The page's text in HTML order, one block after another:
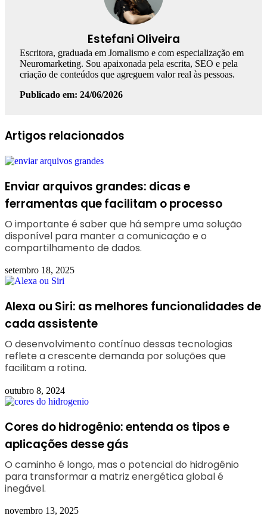
Estefani Oliveira
Escritora, graduada em Jornalismo e com especialização em
Neuromarketing. Sou apaixonada pela escrita, SEO e pela
criação de conteúdos que agreguem valor real às pessoas.
Publicado em: 24/06/2026
Facebook
Linkedin
WhatsApp
Telegram
Artigos relacionados
Enviar arquivos grandes: dicas e
ferramentas que facilitam o processo
O importante é saber que há sempre uma solução
disponível para manter a comunicação e o
compartilhamento de dados.
setembro 18, 2025
Alexa ou Siri: as melhores funcionalidades de
cada assistente
O desenvolvimento contínuo dessas tecnologias
reflete a crescente demanda por soluções que
facilitam a rotina.
outubro 8, 2024
Cores do hidrogênio: entenda os tipos e
aplicações desse gás
O caminho é longo, mas o potencial do hidrogênio
para transformar a matriz energética global é
inegável.
novembro 13, 2025